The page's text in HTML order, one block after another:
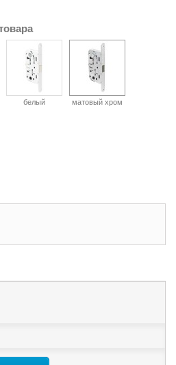
белый матовый хром